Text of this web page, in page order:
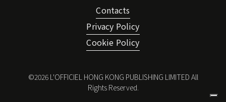
Contacts
Privacy Policy
Cookie Policy
©2026L'OFFICIEL HONG KONG PUBLISHING LIMITED All
Rights Reserved.